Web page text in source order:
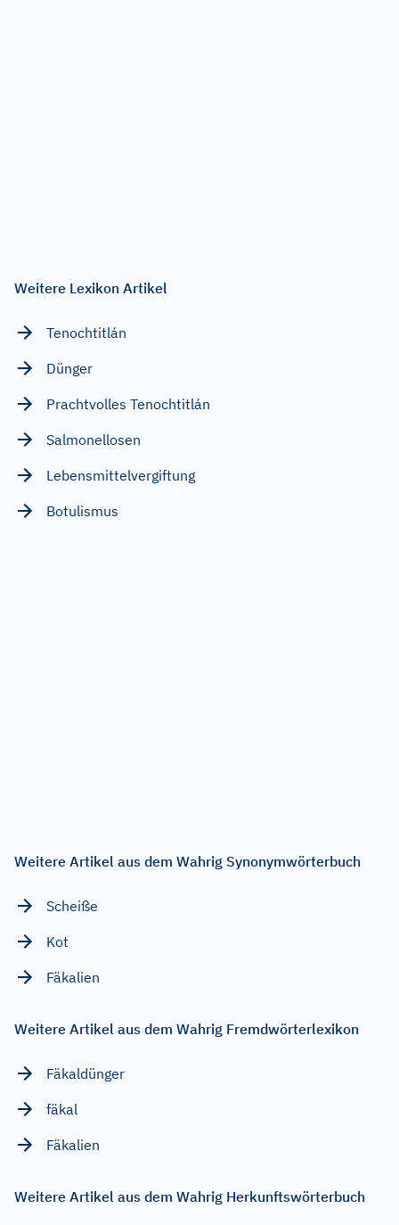
Weitere Lexikon Artikel
Tenochtitlán
Dünger
Prachtvolles Tenochtitlán
Salmonellosen
Lebensmittelvergiftung
Botulismus
Weitere Artikel aus dem Wahrig Synonymwörterbuch
Scheiße
Kot
Fäkalien
Weitere Artikel aus dem Wahrig Fremdwörterlexikon
Fäkaldünger
fäkal
Fäkalien
Weitere Artikel aus dem Wahrig Herkunftswörterbuch